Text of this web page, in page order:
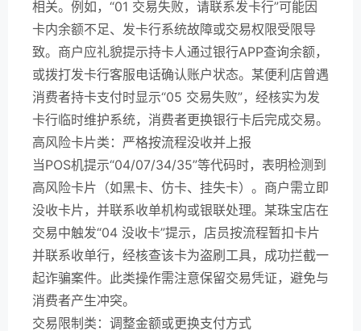
相关。例如，“01 交易失败，请联系发卡行”可能因
卡内余额不足、发卡行系统故障或交易权限受限导
致。商户应礼貌提示持卡人通过银行APP查询余额，
或拨打发卡行客服电话确认账户状态。某便利店曾遇
消费者持卡支付时显示“05 交易失败”，经核实为发
卡行临时维护系统，消费者更换银行卡后完成交易。
高风险卡片类：严格按流程没收并上报
当POS机提示“04/07/34/35”等代码时，表明检测到
高风险卡片（如黑卡、仿卡、挂失卡）。商户需立即
没收卡片，并联系收单机构或银联处理。某珠宝店在
交易中触发“04 没收卡”提示，店员按流程暂扣卡片
并联系收单行，经核查该卡为盗刷工具，成功拦截一
起诈骗案件。此类操作需注意保留交易凭证，避免与
消费者产生冲突。
交易限制类：调整金额或更换支付方式